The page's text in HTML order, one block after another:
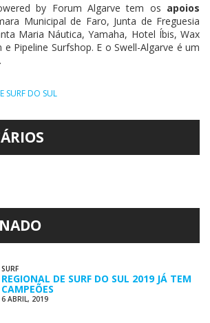
by Forum Algarve tem os apoios
Municipal de Faro, Junta de Freguesia
Maria Náutica, Yamaha, Hotel Íbis, Wax
Pipeline Surfshop. E o Swell-Algarve é um
SURF DO SUL
SURF
REGIONAL DE SURF DO SUL 2019 JÁ TEM
CAMPEÕES
6 ABRIL, 2019